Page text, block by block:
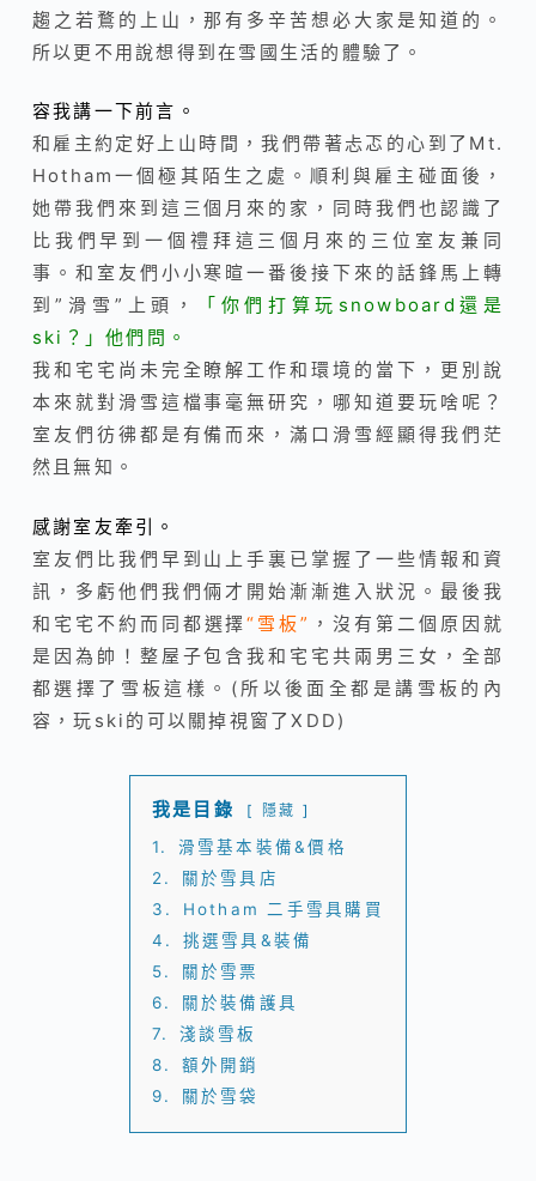
趨之若鶩的上山，那有多辛苦想必大家是知道的。
所以更不用說想得到在雪國生活的體驗了。
容我講一下前言。
和雇主約定好上山時間，我們帶著忐忑的心到了Mt.
Hotham一個極其陌生之處。順利與雇主碰面後，
她帶我們來到這三個月來的家，同時我們也認識了
比我們早到一個禮拜這三個月來的三位室友兼同
事。和室友們小小寒暄一番後接下來的話鋒馬上轉
到”滑雪”上頭，
「你們打算玩snowboard還是
ski？」他們問。
我和宅宅尚未完全瞭解工作和環境的當下，更別說
本來就對滑雪這檔事毫無研究，哪知道要玩啥呢？
室友們彷彿都是有備而來，滿口滑雪經顯得我們茫
然且無知。
感謝室友牽引。
室友們比我們早到山上手裏已掌握了一些情報和資
訊，多虧他們我們倆才開始漸漸進入狀況。最後我
和宅宅不約而同都選擇“雪板” ，沒有第二個原因就
是因為帥！整屋子包含我和宅宅共兩男三女，全部
都選擇了雪板這樣。(所以後面全都是講雪板的內
容，玩ski的可以關掉視窗了XDD)
我是目錄 隱藏
1.
滑雪基本裝備&價格
2.
關於雪具店
3.
Hotham 二手雪具購買
4.
挑選雪具&裝備
5.
關於雪票
6.
關於裝備護具
7.
淺談雪板
8.
額外開銷
9.
關於雪袋